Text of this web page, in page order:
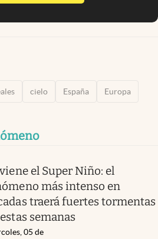
cielo España Europa
el Super Niño: el
más intenso en
traerá fuertes tormentas
semanas
05 de